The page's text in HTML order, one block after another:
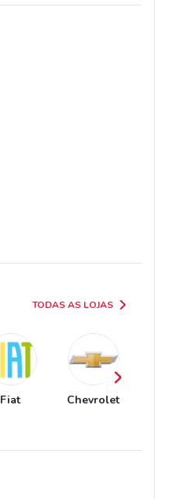
TODAS AS LOJAS
Fiat Chevrolet